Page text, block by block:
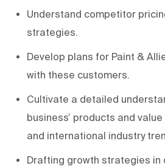
Understand competitor
strategies.
Develop plans for Paint &
with these customers.
Cultivate a detailed
business’ products and
and international industry
Drafting growth strategies in